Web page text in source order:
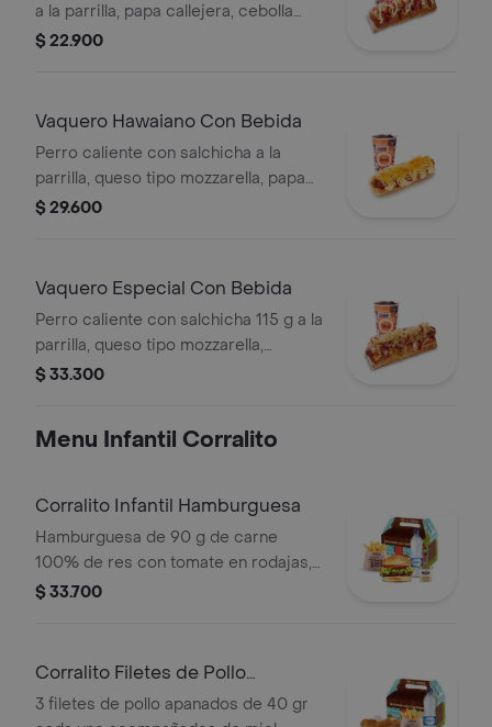
a la parrilla, papa callejera, cebolla
picada, salsa blanca, salsa de tomate
$ 22.900
Vaquero Hawaiano Con Bebida
Perro caliente con salchicha a la
parrilla, queso tipo mozzarella, papa
callejera, piña, salsa blanca y salsa de
$ 29.600
Vaquero Especial Con Bebida
Perro caliente con salchicha 115 g a la
parrilla, queso tipo mozzarella,
tocineta picada, papa callejera,
bebida PET
$ 33.300
Menu Infantil Corralito
Corralito Infantil Hamburguesa
Hamburguesa de 90 g de carne
100% de res con tomate en rodajas,
lechuga en julianas, salsa blanca y
60 g
$ 33.700
Corralito Filetes de Pollo
Apanados
3 filetes de pollo apanados de 40 gr